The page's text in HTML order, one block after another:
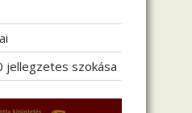
jellegzetes szokása